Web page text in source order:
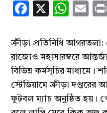
Facebook
X
ক্রীড়া প্রতিনিধি
রাজ্যেও মহাসারম্বরে
বিভিন্ন কর্মসূচির মাধ্যমে।
স্টেডিয়ামে ক্রীড়া দপ্তরের
ফুটবল ম্যাচ অনুষ্ঠিত হয়।